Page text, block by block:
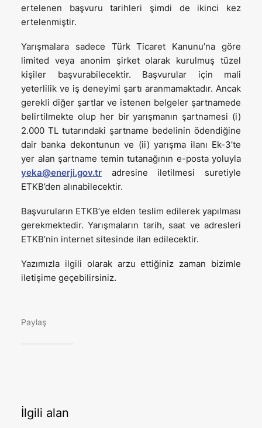
ertelenen başvuru tarihleri şimdi de ikinci kez
ertelenmiştir.
Yarışmalara sadece Türk Ticaret Kanunu’na göre
limited veya anonim şirket olarak kurulmuş tüzel
kişiler başvurabilecektir. Başvurular için mali
yeterlilik ve iş deneyimi şartı aranmamaktadır. Ancak
gerekli diğer şartlar ve istenen belgeler şartnamede
belirtilmekte olup her bir yarışmanın şartnamesi (i)
2.000 TL tutarındaki şartname bedelinin ödendiğine
dair banka dekontunun ve (ii) yarışma ilanı Ek-3’te
yer alan şartname temin tutanağının e-posta yoluyla
yeka@enerji.gov.tr adresine iletilmesi suretiyle
ETKB’den alınabilecektir.
Başvuruların ETKB’ye elden teslim edilerek yapılması
gerekmektedir. Yarışmaların tarih, saat ve adresleri
ETKB’nin internet sitesinde ilan edilecektir.
Yazımızla ilgili olarak arzu ettiğiniz zaman bizimle
iletişime geçebilirsiniz.
Paylaş
İlgili alan